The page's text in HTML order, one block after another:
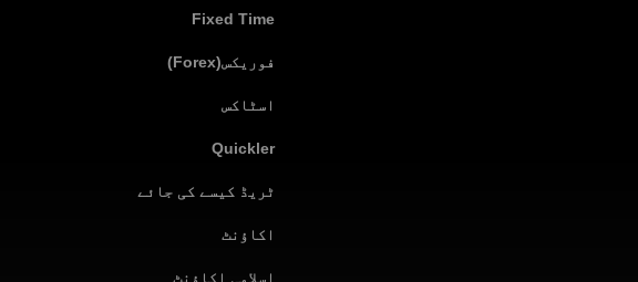
Fixed Time
فوریکس(Forex)
اسٹاکس
Quickler
ٹریڈ کیسے کی جائے
اکاؤنٹ
اسلامی اکاؤنٹ